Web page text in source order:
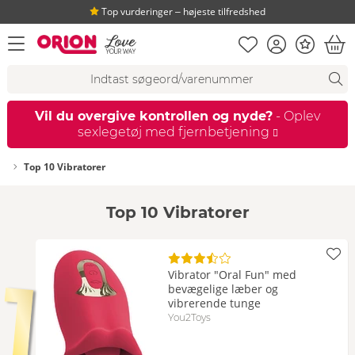
Top vurderinger ‒ højeste tilfredshed
åbn menu Huskeseddel
Kundekonto
Bonus
Vil du overgive kontrollen og nyde? - Oplev
sexlegetøj med fjernbetjening
Top 10 Vibratorer
Top 10 Vibratorer
Vibrator "Oral Fun" med
bevægelige læber og
vibrerende tunge
You2Toys